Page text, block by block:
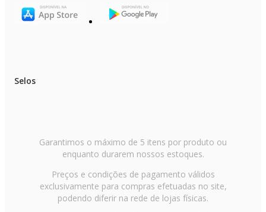
Selos
Garantimos o máximo de 5 itens por produto ou
enquanto durarem nossos estoques.
Preços e condições de pagamento válidos
exclusivamente para compras efetuadas no site,
podendo diferir na rede de lojas físicas.